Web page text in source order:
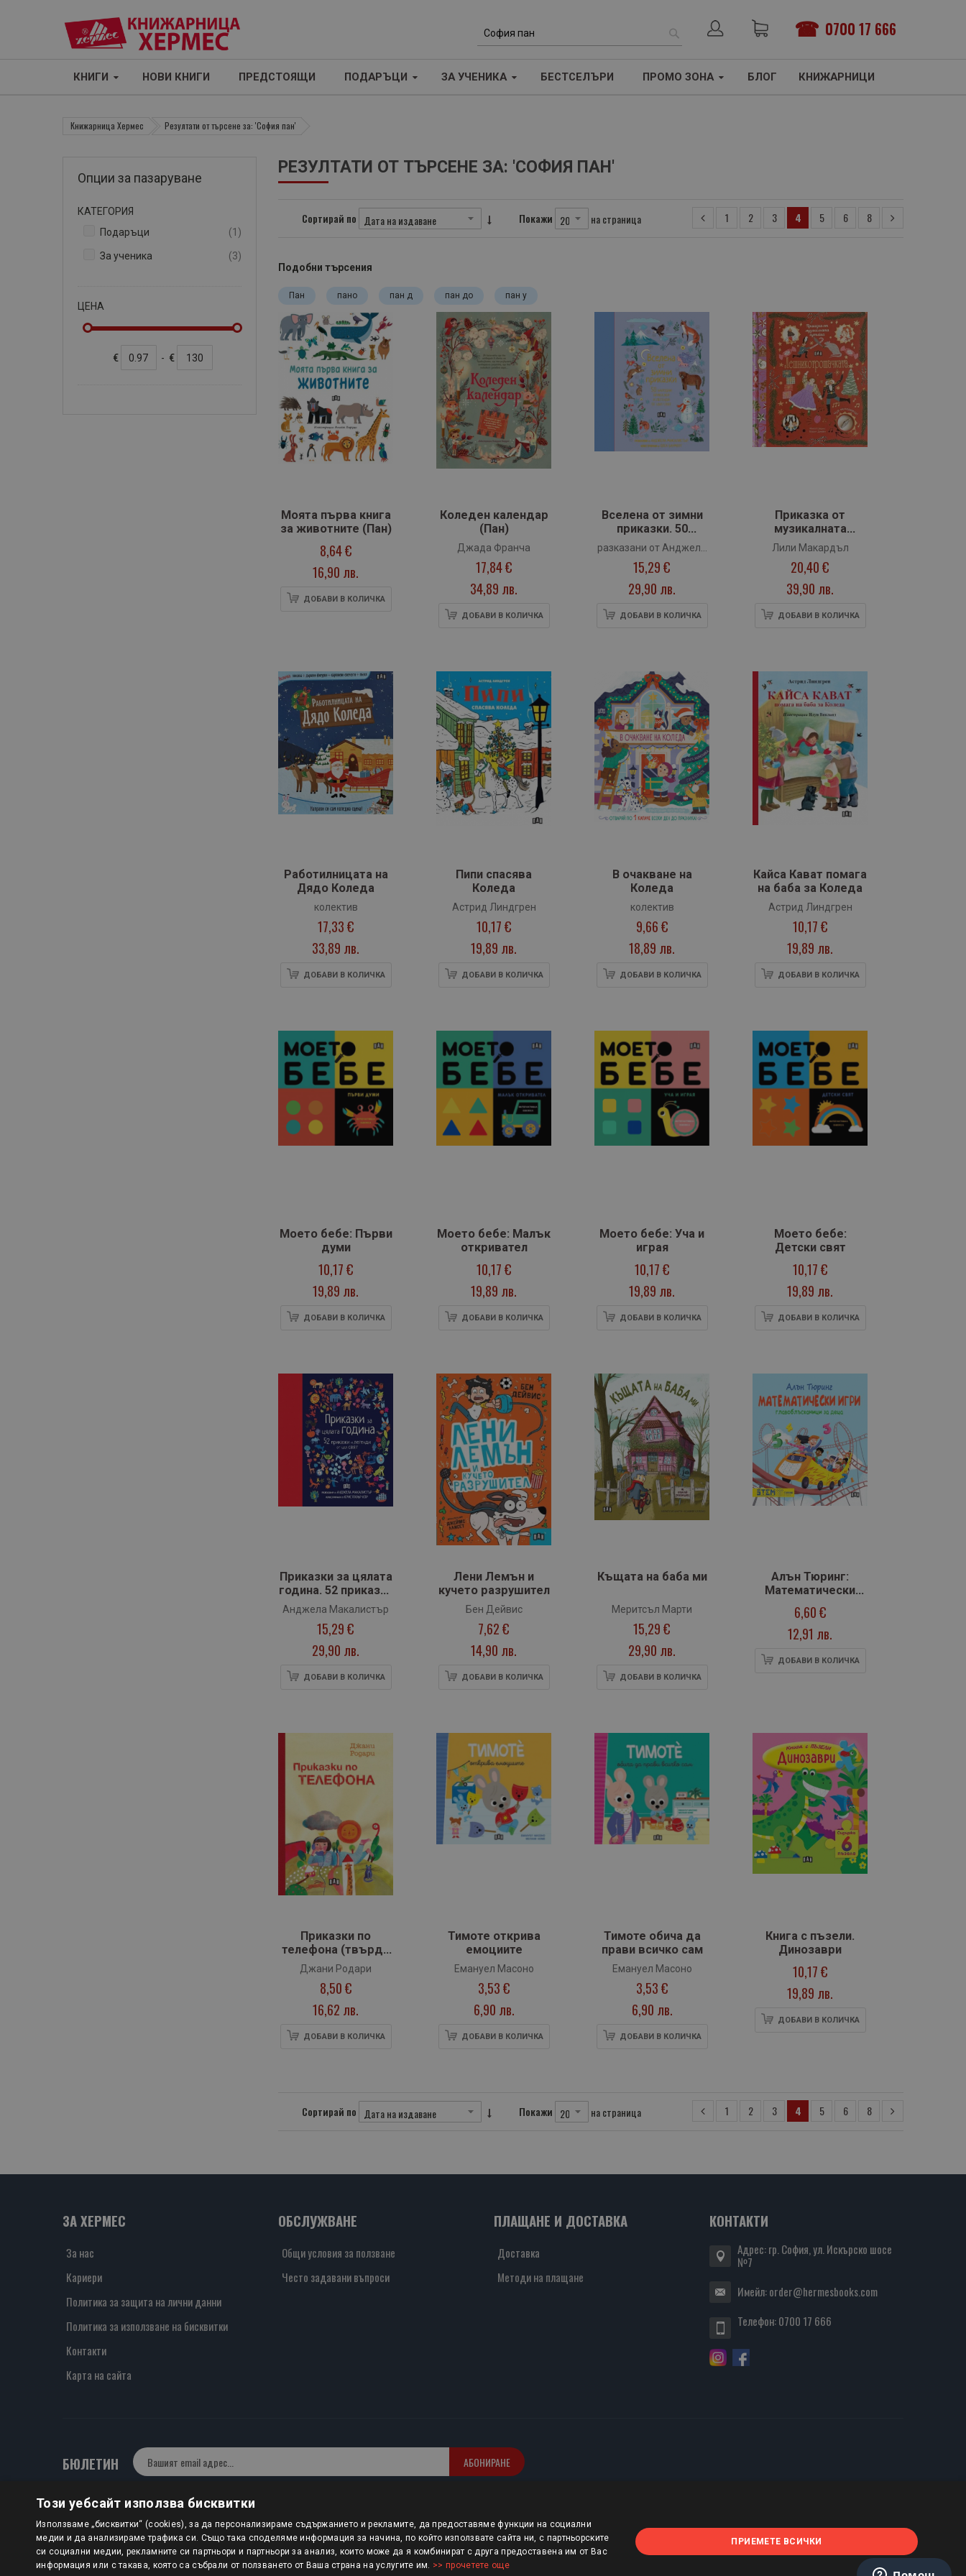
0700 17 666
р
ТЪРСЕНЕ
КНИГИ НОВИ КНИГИ ПРЕДСТОЯЩИ ПОДАРЪЦИ ЗА УЧЕНИКА БЕСТСЕЛЪРИ ПРОМО ЗОНА БЛОГ КНИЖАРНИЦИ
Книжарница Хермес Резултати от търсене за: 'София пан'
РЕЗУЛТАТИ ОТ ТЪРСЕНЕ ЗА: 'СОФИЯ ПАН'
Сортирай по Покажи на страница 1 2 3 4 5 6 8
Подобни търсения
Пан пано пан д пан до пан у
Моята първа книга
за животните (Пан)
8,64 €
16,90 лв.
ДОБАВИ В КОЛИЧКА
Коледен календар
(Пан)
Джада Франча
17,84 €
34,89 лв.
ДОБАВИ В КОЛИЧКА
Вселена от зимни
приказки. 50
народни приказки и
легенди от цял
свят
разказани от Анджела
Макалистър
15,29 €
29,90 лв.
ДОБАВИ В КОЛИЧКА
Приказка от
музикалната
кутийка:
ЛЕШНИКОТРОШАЧКАТА
Лили Макардъл
20,40 €
39,90 лв.
ДОБАВИ В КОЛИЧКА
Работилницата на
Дядо Коледа
колектив
17,33 €
33,89 лв.
ДОБАВИ В КОЛИЧКА
Пипи спасява
Коледа
Астрид Линдгрен
10,17 €
19,89 лв.
ДОБАВИ В КОЛИЧКА
В очакване на
Коледа
колектив
9,66 €
18,89 лв.
ДОБАВИ В КОЛИЧКА
Кайса Кават помага
на баба за Коледа
Астрид Линдгрен
10,17 €
19,89 лв.
ДОБАВИ В КОЛИЧКА
Моето бебе: Първи
думи
10,17 €
19,89 лв.
ДОБАВИ В КОЛИЧКА
Моето бебе: Малък
откривател
10,17 €
19,89 лв.
ДОБАВИ В КОЛИЧКА
Моето бебе: Уча и
играя
10,17 €
19,89 лв.
ДОБАВИ В КОЛИЧКА
Моето бебе:
Детски свят
10,17 €
19,89 лв.
ДОБАВИ В КОЛИЧКА
Приказки за цялата
година. 52 приказки
и легенди от цял
Анджела Макалистър
15,29 €
29,90 лв.
ДОБАВИ В КОЛИЧКА
Лени Лемън и
кучето разрушител
Бен Дейвис
7,62 €
14,90 лв.
ДОБАВИ В КОЛИЧКА
Къщата на баба ми
Меритсъл Марти
15,29 €
29,90 лв.
ДОБАВИ В КОЛИЧКА
Алън Тюринг:
Математически
игри.
Главоблъсканици
за деца
6,60 €
12,91 лв.
ДОБАВИ В КОЛИЧКА
Приказки по
телефона (твърди
корици)
Джани Родари
8,50 €
16,62 лв.
ДОБАВИ В КОЛИЧКА
Тимоте открива
емоциите
Емануел Масоно
3,53 €
6,90 лв.
ДОБАВИ В КОЛИЧКА
Тимоте обича да
прави всичко сам
Емануел Масоно
3,53 €
6,90 лв.
ДОБАВИ В КОЛИЧКА
Книга с пъзели.
Динозаври
10,17 €
19,89 лв.
ДОБАВИ В КОЛИЧКА
Сортирай по Покажи на страница 1 2 3 4 5 6 8
Опции за пазаруване
КАТЕГОРИЯ
Подаръци
1 артикул
За ученика 3артикули
ЦЕНА
€ - €
ЗА ХЕРМЕС
За нас
Кариери
Политика за защита на лични данни
Политика за използване на бисквитки
Контакти
Карта на сайта
ОБСЛУЖВАНЕ
Общи условия за ползване
Често задавани въпроси
ПЛАЩАНЕ И ДОСТАВКА
Доставка
Методи на плащане
КОНТАКТИ
Адрес: гр. София, ул. Искърско шосе
№7
Имейл:order@hermesbooks.com
Телефон:0700 17 666
БЮЛЕТИН АБОНИРАНЕ
Авторско право © 2025 HERMESBOOKS.BG
1 EUR = 1.95583 BGN
Този уебсайт използва бисквитки
Използваме „бисквитки“ (cookies), за да персонализираме съдържанието и рекламите, да предоставяме функции на социални
медии и да анализираме трафика си. Също така споделяме информация за начина, по който използвате сайта ни, с партньорските
си социални медии, рекламните си партньори и партньори за анализ, които може да я комбинират с друга предоставена им от Вас
информация или с такава, която са събрали от ползването от Ваша страна на услугите им. >> прочетете още
ПРИЕМЕТЕ ВСИЧКИ